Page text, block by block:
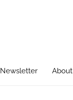
Newsletter About